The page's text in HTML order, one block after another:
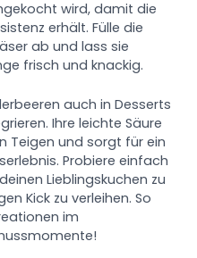
wird, damit die
erhält. Fülle die
ab und lass sie
frisch und knackig.
auch in Desserts
Ihre leichte Säure
Teigen und sorgt für ein
Probiere einfach
Lieblingskuchen zu
Kick zu verleihen. So
im